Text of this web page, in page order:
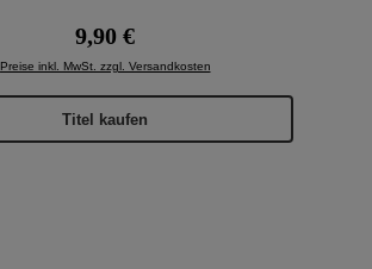
Regulärer Preis:
9,90 €
Preise inkl. MwSt. zzgl. Versandkosten
Titel kaufen